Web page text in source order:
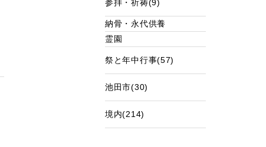
参拝・祈祷(9)
納骨・永代供養
霊園
祭と年中行事(57)
池田市(30)
境内(214)